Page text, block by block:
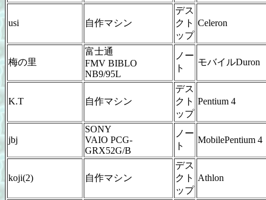
usi 自作マシン
デス
クト
ップ
Celeron
梅の里
富士通
FMV BIBLO
NB9/95L
ノー
ト
モバイルDuron
K.T 自作マシン
デス
クト
ップ
Pentium 4
jbj
SONY
VAIO PCG-
GRX52G/B
ノー
ト
MobilePentium 4
koji(2) 自作マシン
デス
クト
ップ
Athlon